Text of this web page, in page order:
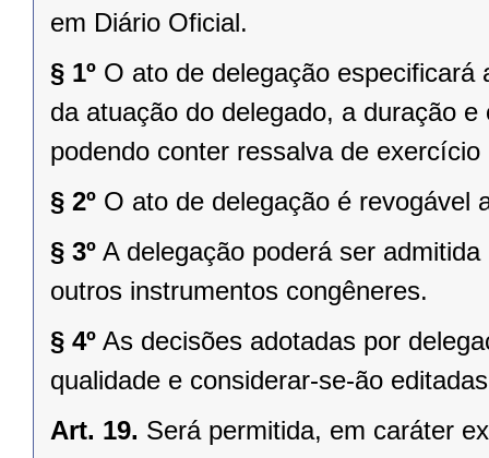
em Diário Oficial.
§ 1º O ato de delegação
da atuação do delegado, a duração
podendo conter ressalva de
§ 2º O ato de delegação é revogável
§ 3º A delegação poderá ser
outros instrumentos congêneres.
§ 4º As decisões adotadas por
qualidade e considerar-se-ão
Art. 19. Será permitida, em caráter